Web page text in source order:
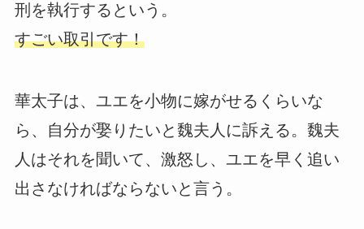
刑を執行するという。
すごい取引です！
華太子は、ユエを小物に嫁がせるくらいな
ら、自分が娶りたいと魏夫人に訴える。魏夫
人はそれを聞いて、激怒し、ユエを早く追い
出さなければならないと言う。